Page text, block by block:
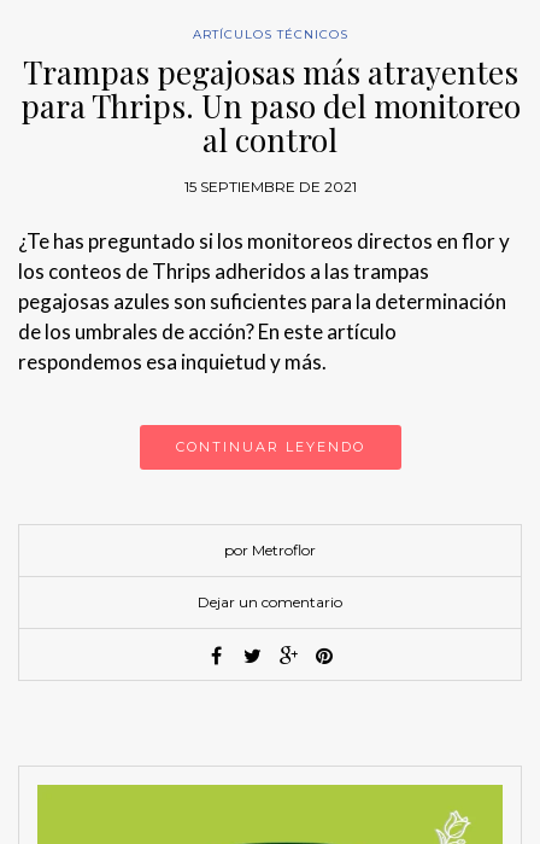
ARTÍCULOS TÉCNICOS
Trampas pegajosas más atrayentes
para Thrips. Un paso del monitoreo
al control
15 SEPTIEMBRE DE 2021
¿Te has preguntado si los monitoreos directos en flor y
los conteos de Thrips adheridos a las trampas
pegajosas azules son suficientes para la determinación
de los umbrales de acción? En este artículo
respondemos esa inquietud y más.
CONTINUAR LEYENDO
por Metroflor
Dejar un comentario